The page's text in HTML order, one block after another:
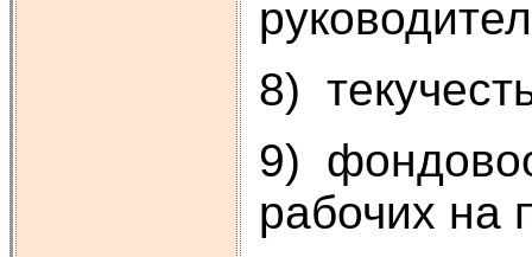
8)
9)
рабочих на